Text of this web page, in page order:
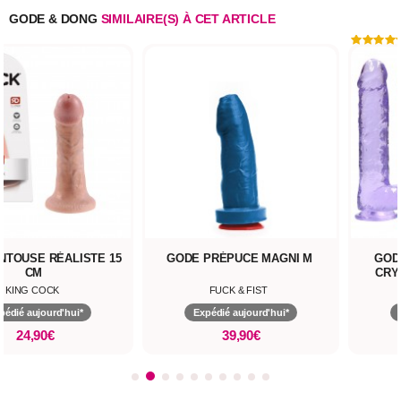
GODE & DONG SIMILAIRE(S) À CET ARTICLE
RÉALISTE 15
CM
KING COCK
aujourd'hui*
24,90€
GODE PRÉPUCE MAGNI M
FUCK & FIST
Expédié aujourd'hui*
39,90€